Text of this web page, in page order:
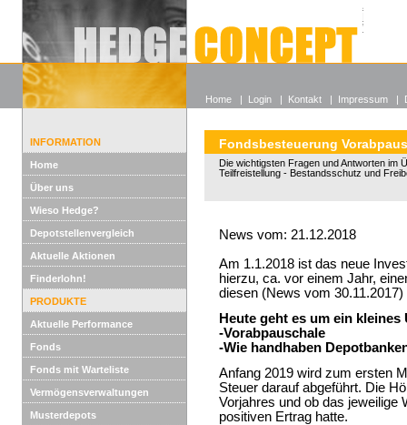
Alle
Wieso
INFORMATION
Home
Über uns
Wieso Hedge?
Depotstellenvergleich
Aktuelle Aktionen
Finderlohn!
PRODUKTE
Aktuelle Performance
Fonds
Fonds mit Warteliste
Vermögensverwaltungen
Musterdepots
Fondsbesteuerung
Die wichtigsten Fragen und Antworten im
Teilfreistellung - Bestandsschutz und
News vom: 21.12.2018
Am 1.1.2018 ist das neue
hierzu, ca. vor einem Jahr,
diesen (News vom
Heute geht es um ein kleines
-Vorabpauschale
-Wie handhaben
Anfang 2019 wird zum ersten
Steuer darauf abgeführt. Die
Vorjahres und ob das jeweilige
positiven Ertrag hatte.
Home | Login | Kontakt | Impressum |